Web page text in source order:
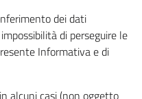
dei dati
di perseguire le
Informativa e di
alcuni casi (non oggetto